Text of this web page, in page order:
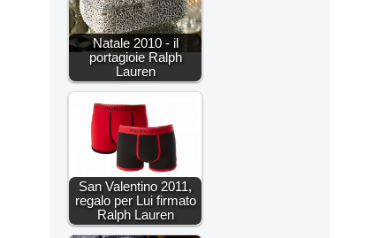
Natale 2010 - il
portagioie Ralph
Lauren
San Valentino 2011,
regalo per Lui firmato
Ralph Lauren